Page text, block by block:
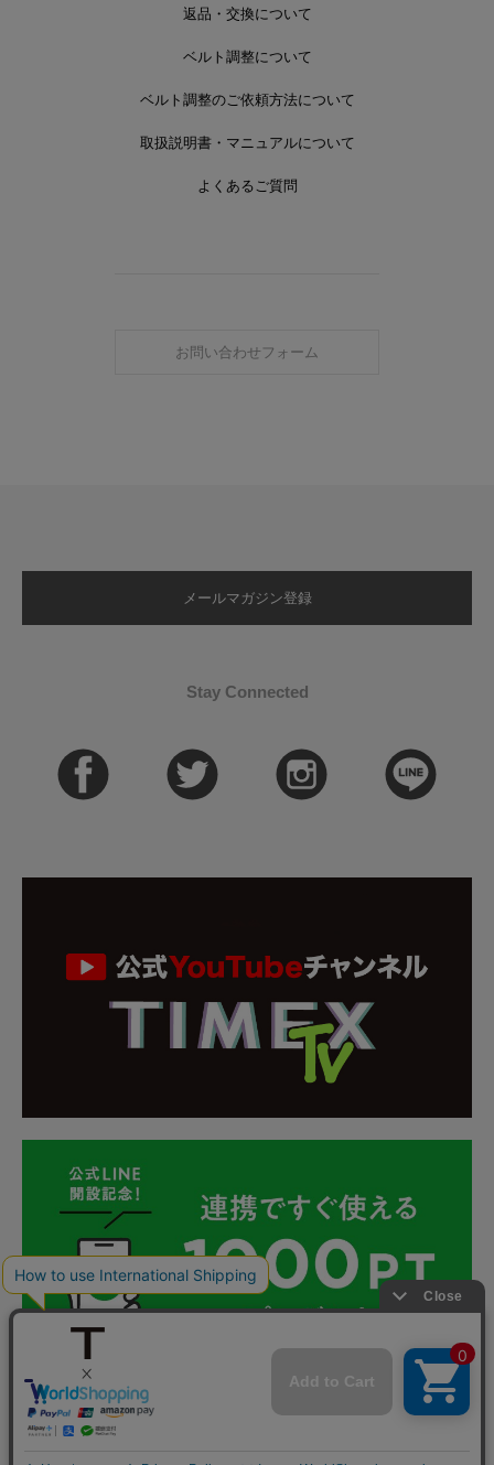
返品・交換について
ベルト調整について
ベルト調整のご依頼方法について
取扱説明書・マニュアルについて
よくあるご質問
お問い合わせフォーム
メールマガジン登録
Stay Connected